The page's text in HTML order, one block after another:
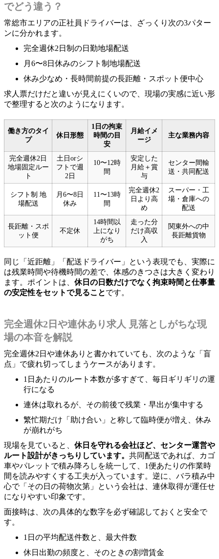
でどう違う？
常総市エリアの正社員ドライバーは、ざっくり次の3パター
ンに分かれます。
完全週休2日制の日勤地場配送
月6〜8日休みのシフト制地場配送
休み少なめ・長時間前提の長距離・スポット便中心
求人票だけだと違いが見えにくいので、現場の実感に近い形
で整理すると次のようになります。
働き方のタイ
プ
休日形態
1日の拘束
時間の目
安
月給イメ
ージ
主な業務内容
完全週休2日
地場固定ルー
ト
土日orシ
フトで週
2日
10〜12時
間
安定した
月給＋賞
与
センター間輸
送・共同配送
シフト制 地
場配送
月6〜8日
休み
11〜13時
間
完全週休2
日より高
め
スーパー・工
場・倉庫への
配送
長距離・スポ
ット便
不定休
14時間以
上になり
がち
走った分
だけ高収
入
関東外への中
長距離貨物
同じ「近距離」「配送ドライバー」という表現でも、実際に
は残業時間や待機時間の差で、体感のきつさは大きく変わり
ます。ポイントは、 休日の日数だけでなく拘束時間と仕事量
の安定性をセットで見ることです。
完全週休2日や連休あり求人 見落としがちな現
場の本音を解説
完全週休2日や連休ありと書かれていても、次のような「盲
点」で疲れ切ってしまうケースがあります。
1日あたりのルート本数が多すぎて、毎日ギリギリの運
行になる
連休は取れるが、その前後で残業・早出が集中する
繁忙期だけ「助け合い」と称して臨時便が増え、休み
が崩れがち
現場を見ていると、 休日を守れる会社ほど、センター運営や
ルート設計がきっちりしています。 共同配送であれば、カゴ
車やパレットで積み降ろしを統一して、1便あたりの作業時
間を読みやすくする工夫が入っています。逆に、バラ積み中
心で「その日の荷物次第」という会社は、連休取得が運任せ
になりやすい印象です。
面接時は、次の具体的な数字を必ず確認しておくと安全で
す。
1日の平均配送件数と、最大件数
休日出勤の頻度と、そのときの割増賃金